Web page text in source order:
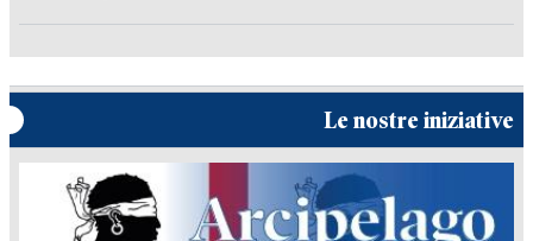
Le nostre iniziative